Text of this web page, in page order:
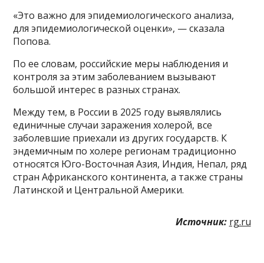
«Это важно для эпидемиологического анализа,
для эпидемиологической оценки», — сказала
Попова.
По ее словам, российские меры наблюдения и
контроля за этим заболеванием вызывают
большой интерес в разных странах.
Между тем, в России в 2025 году выявлялись
единичные случаи заражения холерой, все
заболевшие приехали из других государств. К
эндемичным по холере регионам традиционно
относятся Юго-Восточная Азия, Индия, Непал, ряд
стран Африканского континента, а также страны
Латинской и Центральной Америки.
Источник: rg.ru